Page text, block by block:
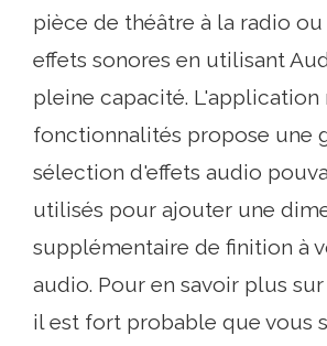
pièce de théâtre à la radio
effets sonores en utilisant
pleine capacité. L'application
fonctionnalités propose une
sélection d'effets audio
utilisés pour ajouter une
supplémentaire de finition à
audio. Pour en savoir plus
il est fort probable que vous